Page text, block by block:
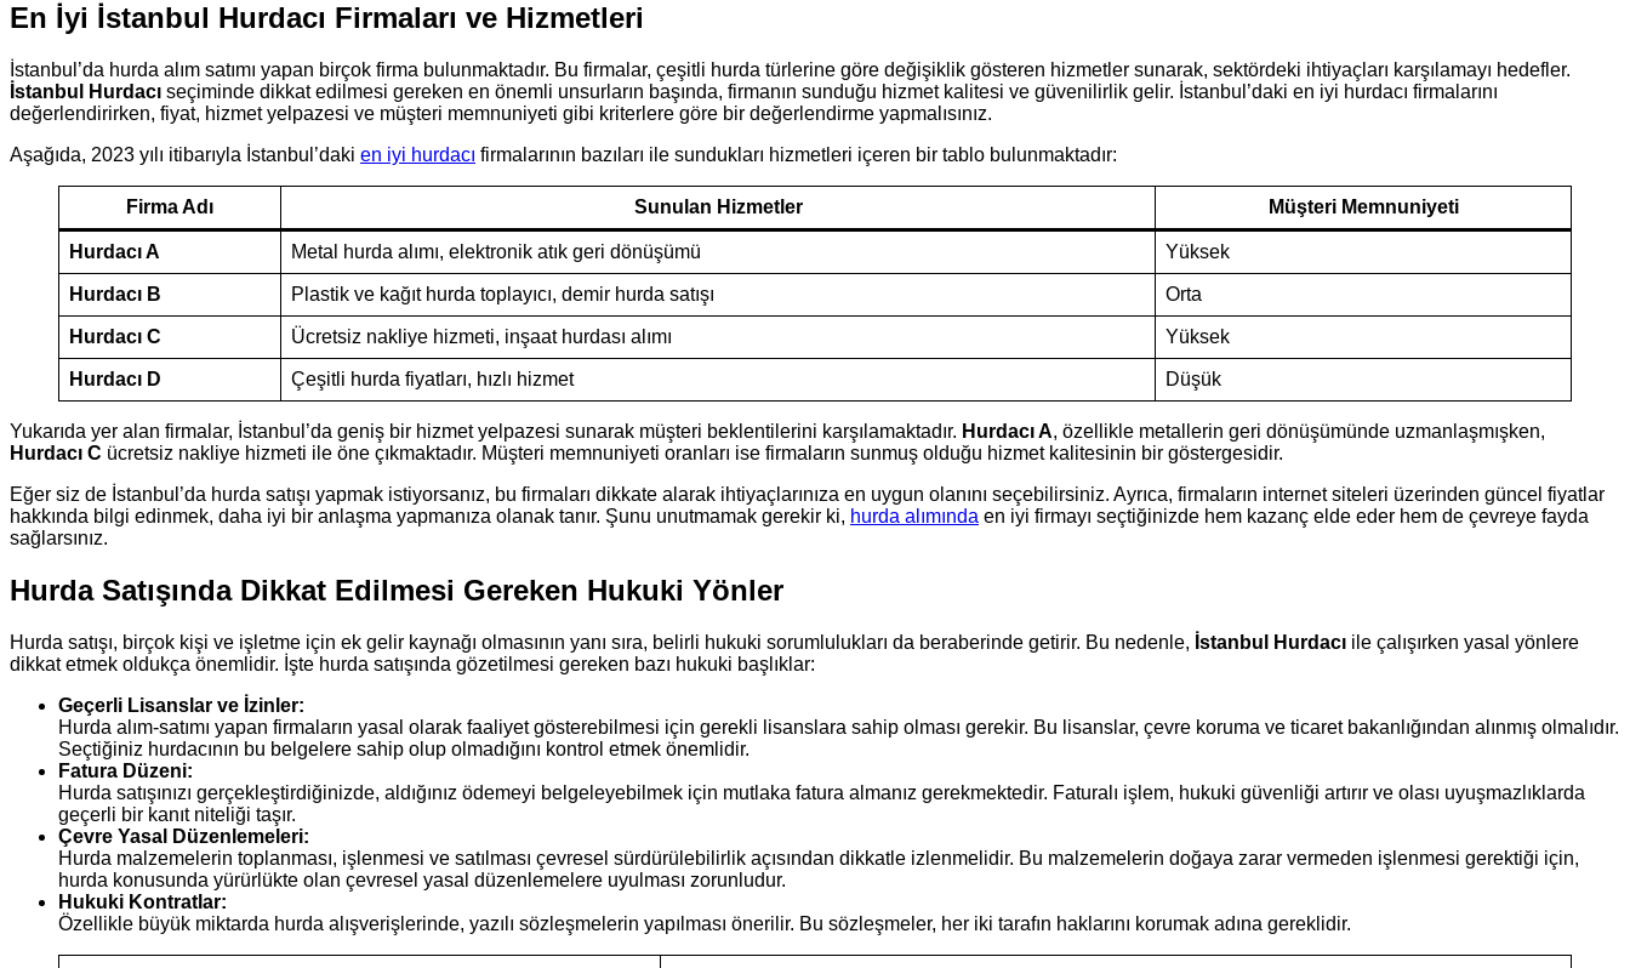
En İyi İstanbul Hurdacı Firmaları ve Hizmetleri
İstanbul’da hurda alım satımı yapan birçok firma bulunmaktadır. Bu firmalar, çeşitli hurda türlerine göre değişiklik gösteren hizmetler sunarak, sektördeki ihtiyaçları karşılamayı hedefler.
İstanbul Hurdacı seçiminde dikkat edilmesi gereken en önemli unsurların başında, firmanın sunduğu hizmet kalitesi ve güvenilirlik gelir. İstanbul’daki en iyi hurdacı firmalarını
değerlendirirken, fiyat, hizmet yelpazesi ve müşteri memnuniyeti gibi kriterlere göre bir değerlendirme yapmalısınız.
Aşağıda, 2023 yılı itibarıyla İstanbul’daki en iyi hurdacı firmalarının bazıları ile sundukları hizmetleri içeren bir tablo bulunmaktadır:
Firma Adı Sunulan Hizmetler Müşteri Memnuniyeti
Hurdacı A Metal hurda alımı, elektronik atık geri dönüşümü Yüksek
Hurdacı B Plastik ve kağıt hurda toplayıcı, demir hurda satışı Orta
Hurdacı C Ücretsiz nakliye hizmeti, inşaat hurdası alımı Yüksek
Hurdacı D Çeşitli hurda fiyatları, hızlı hizmet Düşük
Yukarıda yer alan firmalar, İstanbul’da geniş bir hizmet yelpazesi sunarak müşteri beklentilerini karşılamaktadır. Hurdacı A, özellikle metallerin geri dönüşümünde uzmanlaşmışken,
Hurdacı C ücretsiz nakliye hizmeti ile öne çıkmaktadır. Müşteri memnuniyeti oranları ise firmaların sunmuş olduğu hizmet kalitesinin bir göstergesidir.
Eğer siz de İstanbul’da hurda satışı yapmak istiyorsanız, bu firmaları dikkate alarak ihtiyaçlarınıza en uygun olanını seçebilirsiniz. Ayrıca, firmaların internet siteleri üzerinden güncel fiyatlar
hakkında bilgi edinmek, daha iyi bir anlaşma yapmanıza olanak tanır. Şunu unutmamak gerekir ki, hurda alımında en iyi firmayı seçtiğinizde hem kazanç elde eder hem de çevreye fayda
sağlarsınız.
Hurda Satışında Dikkat Edilmesi Gereken Hukuki Yönler
Hurda satışı, birçok kişi ve işletme için ek gelir kaynağı olmasının yanı sıra, belirli hukuki sorumlulukları da beraberinde getirir. Bu nedenle, İstanbul Hurdacı ile çalışırken yasal yönlere
dikkat etmek oldukça önemlidir. İşte hurda satışında gözetilmesi gereken bazı hukuki başlıklar:
Geçerli Lisanslar ve İzinler:
Hurda alım-satımı yapan firmaların yasal olarak faaliyet gösterebilmesi için gerekli lisanslara sahip olması gerekir. Bu lisanslar, çevre koruma ve ticaret bakanlığından alınmış olmalıdır.
Seçtiğiniz hurdacının bu belgelere sahip olup olmadığını kontrol etmek önemlidir.
Fatura Düzeni:
Hurda satışınızı gerçekleştirdiğinizde, aldığınız ödemeyi belgeleyebilmek için mutlaka fatura almanız gerekmektedir. Faturalı işlem, hukuki güvenliği artırır ve olası uyuşmazlıklarda
geçerli bir kanıt niteliği taşır.
Çevre Yasal Düzenlemeleri:
Hurda malzemelerin toplanması, işlenmesi ve satılması çevresel sürdürülebilirlik açısından dikkatle izlenmelidir. Bu malzemelerin doğaya zarar vermeden işlenmesi gerektiği için,
hurda konusunda yürürlükte olan çevresel yasal düzenlemelere uyulması zorunludur.
Hukuki Kontratlar:
Özellikle büyük miktarda hurda alışverişlerinde, yazılı sözleşmelerin yapılması önerilir. Bu sözleşmeler, her iki tarafın haklarını korumak adına gereklidir.